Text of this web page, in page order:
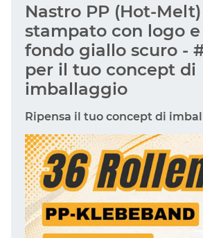
Nastro PP (Hot-Melt)
stampato con logo
fondo giallo scuro -
per il tuo concept di
imballaggio
Ripensa il tuo concept di